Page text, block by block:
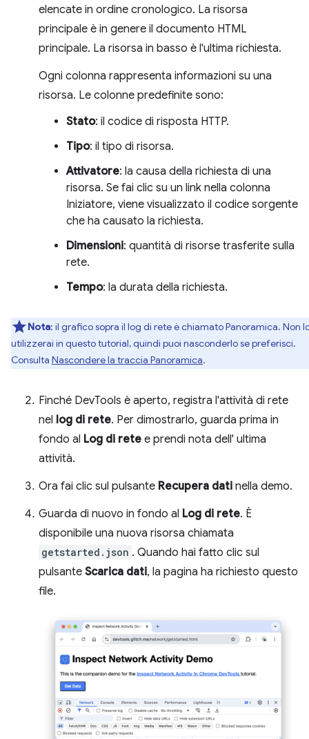
elencate in ordine cronologico. La risorsa
principale è in genere il documento HTML
principale. La risorsa in basso è l'ultima richiesta.
Ogni colonna rappresenta informazioni su una
risorsa. Le colonne predefinite sono:
Stato: il codice di risposta HTTP.
Tipo: il tipo di risorsa.
Attivatore: la causa della richiesta di una
risorsa. Se fai clic su un link nella colonna
Iniziatore, viene visualizzato il codice sorgente
che ha causato la richiesta.
Dimensioni: quantità di risorse trasferite sulla
rete.
Tempo: la durata della richiesta.
Nota: il grafico sopra il log di rete è chiamato Panoramica. Non
utilizzerai in questo tutorial, quindi puoi nasconderlo se preferisci.
Consulta Nascondere la traccia Panoramica.
Finché DevTools è aperto, registra l'attività di rete
nel log di rete. Per dimostrarlo, guarda prima in
fondo al Log di rete e prendi nota dell' ultima
attività.
Ora fai clic sul pulsante Recupera dati nella demo.
Guarda di nuovo in fondo al Log di rete. È
disponibile una nuova risorsa chiamata
getstarted.json . Quando hai fatto clic sul
pulsante Scarica dati, la pagina ha richiesto questo
file.